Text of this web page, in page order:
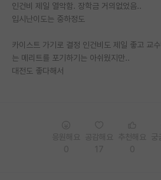
학술 정보 게시판
커리어
인건비 제일 열악함. 장학금 거의없었음..
입시난이도는 중하정도
카이스트 가기로 결정 인건비도 제일 좋고 교
는 메리트를 포기하기는 아쉬웠지만..
대전도 좋다해서